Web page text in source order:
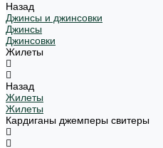
Назад
Джинсы и джинсовки
Джинсы
Джинсовки
Жилеты
Назад
Жилеты
Жилеты
Кардиганы джемперы свитеры